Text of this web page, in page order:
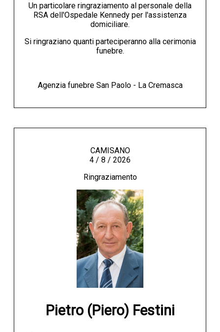
Un particolare ringraziamento al personale della
RSA dell'Ospedale Kennedy per l'assistenza
domiciliare.
Si ringraziano quanti parteciperanno alla cerimonia
funebre.
Agenzia funebre San Paolo - La Cremasca
CAMISANO
4 / 8 / 2026
Ringraziamento
Pietro (Piero) Festini